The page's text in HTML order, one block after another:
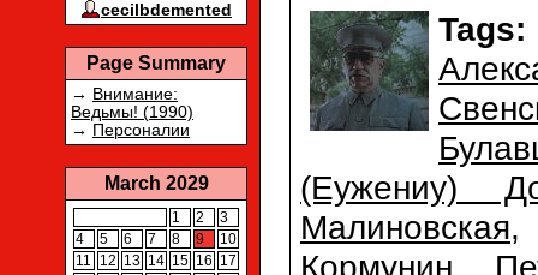
cecilbdemented
Page Summary
→ ​Внимание:
Ведьмы! (1990)
→ Персоналии
March 2029
1 2
3
4
5 6 7 8 9
10
11
12 13 14 15 16
17
Tags:
(Еужениу)
Малиновская
Кормунин,